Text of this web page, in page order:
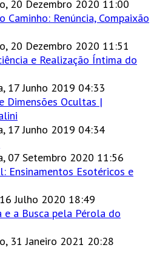
20 Dezembro 2020 11:00
Caminho: Renúncia, Compaixão
20 Dezembro 2020 11:51
e Realização Íntima do
17 Junho 2019 04:33
Dimensões Ocultas |
17 Junho 2019 04:34
07 Setembro 2020 11:56
Ensinamentos Esotéricos e
Julho 2020 18:49
e a Busca pela Pérola do
31 Janeiro 2021 20:28